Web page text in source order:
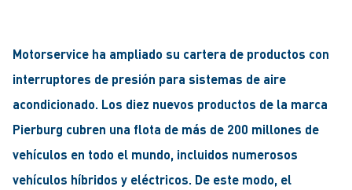
Motorservice ha ampliado su cartera de productos con
interruptores de presión para sistemas de aire
acondicionado. Los diez nuevos productos de la marca
Pierburg cubren una flota de más de 200 millones de
vehículos en todo el mundo, incluidos numerosos
vehículos híbridos y eléctricos. De este modo, el